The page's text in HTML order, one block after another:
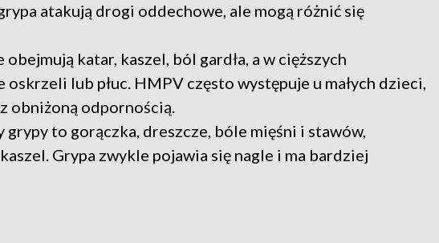
atakują drogi oddechowe, ale mogą różnić się
katar, kaszel, ból gardła, a w cięższych
oskrzeli lub płuc. HMPV często występuje u małych dzieci,
obniżoną odpornością.
grypy to gorączka, dreszcze, bóle mięśni i stawów,
Grypa zwykle pojawia się nagle i ma bardziej